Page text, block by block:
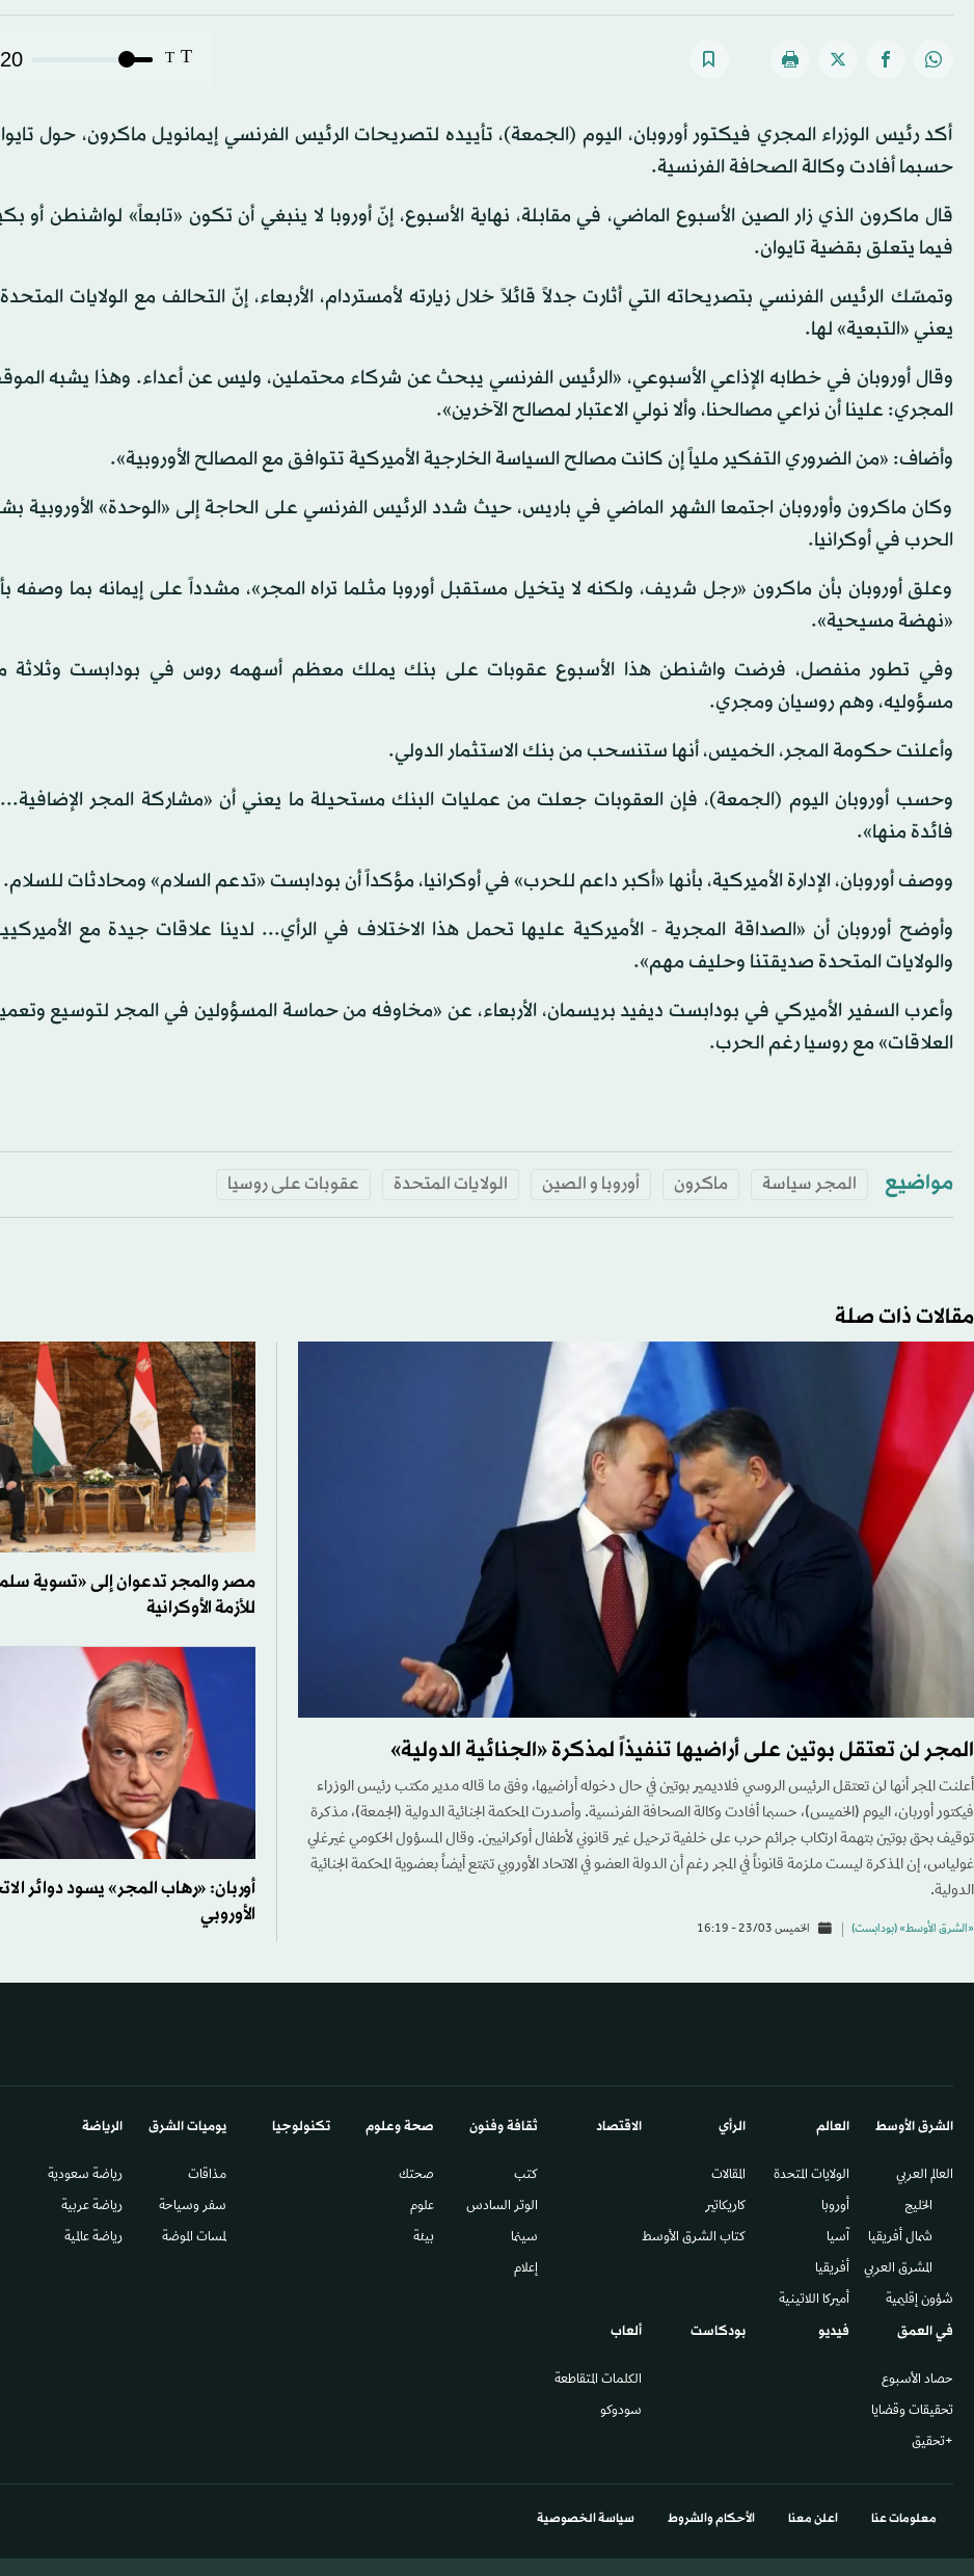
T
T
20
أكد رئيس الوزراء المجري فيكتور أوروبان، اليوم (الجمعة)، تأييده لتصريحات الرئيس الفرنسي إيمانويل ماكرون، حول
حسبما أفادت وكالة الصحافة الفرنسية.
قال ماكرون الذي زار الصين الأسبوع الماضي، في مقابلة، نهاية الأسبوع، إنّ أوروبا لا ينبغي أن تكون «تابعاً» لواشنطن أو
فيما يتعلق بقضية تايوان.
وتمسّك الرئيس الفرنسي بتصريحاته التي أثارت جدلاً قائلاً خلال زيارته لأمستردام، الأربعاء، إنّ التحالف مع الولايات المتحدة
يعني «التبعية» لها.
وقال أوروبان في خطابه الإذاعي الأسبوعي، «الرئيس الفرنسي يبحث عن شركاء محتملين، وليس عن أعداء. وهذا يشبه
المجري: علينا أن نراعي مصالحنا، وألا نولي الاعتبار لمصالح الآخرين».
وأضاف: «من الضروري التفكير ملياً إن كانت مصالح السياسة الخارجية الأميركية تتوافق مع المصالح الأوروبية».
وكان ماكرون وأوروبان اجتمعا الشهر الماضي في باريس، حيث شدد الرئيس الفرنسي على الحاجة إلى «الوحدة» الأوروبية
الحرب في أوكرانيا.
وعلق أوروبان بأن ماكرون «رجل شريف، ولكنه لا يتخيل مستقبل أوروبا مثلما تراه المجر»، مشدداً على إيمانه بما وصفه
«نهضة مسيحية».
وفي تطور منفصل، فرضت واشنطن هذا الأسبوع عقوبات على بنك يملك معظم أسهمه روس في بودابست وثلاثة
مسؤوليه، وهم روسيان ومجري.
وأعلنت حكومة المجر، الخميس، أنها ستنسحب من بنك الاستثمار الدولي.
وحسب أوروبان اليوم (الجمعة)، فإن العقوبات جعلت من عمليات البنك مستحيلة ما يعني أن «مشاركة المجر الإضافية...
فائدة منها».
ووصف أوروبان، الإدارة الأميركية، بأنها «أكبر داعم للحرب» في أوكرانيا، مؤكداً أن بودابست «تدعم السلام» ومحادثات للسلام.
وأوضح أوروبان أن «الصداقة المجرية - الأميركية عليها تحمل هذا الاختلاف في الرأي... لدينا علاقات جيدة مع
والولايات المتحدة صديقتنا وحليف مهم».
وأعرب السفير الأميركي في بودابست ديفيد بريسمان، الأربعاء، عن «مخاوفه من حماسة المسؤولين في المجر لتوسيع
العلاقات» مع روسيا رغم الحرب.
مواضيع المجر سياسة ماكرون أوروبا و الصين الولايات المتحدة عقوبات على روسيا
مقالات ذات صلة
المجر لن تعتقل بوتين على أراضيها تنفيذاً لمذكرة «الجنائية الدولية»
أعلنت المجر أنها لن تعتقل الرئيس الروسي فلاديمير بوتين في حال دخوله أراضيها، وفق ما قاله مدير مكتب رئيس الوزراء
فيكتور أوربان، اليوم (الخميس)، حسبما أفادت وكالة الصحافة الفرنسية. وأصدرت المحكمة الجنائية الدولية (الجمعة)، مذكرة
توقيف بحق بوتين بتهمة ارتكاب جرائم حرب على خلفية ترحيل غير قانوني لأطفال أوكرانيين. وقال المسؤول الحكومي غيرغلي
غولياس، إن المذكرة ليست ملزمة قانوناً في المجر رغم أن الدولة العضو في الاتحاد الأوروبي تتمتع أيضاً بعضوية المحكمة الجنائية
الدولية.
«الشرق الأوسط» (بودابست) الخميس 23/03 - 16:19
مصر والمجر تدعوان إلى «تسوية
للأزمة الأوكرانية
أوربان: «رهاب المجر» يسود دوائر
الأوروبي
الشرق الأوسط​
العالم العربي
الخليج
شمال أفريقيا
المشرق العربي
شؤون إقليمية
العالم
الولايات المتحدة
أوروبا
آسيا
أفريقيا
أميركا اللاتينية
الرأي
المقالات
كاريكاتير
كتاب الشرق الأوسط
الاقتصاد ثقافة وفنون
كتب
الوتر السادس​
سينما
إعلام
صحة وعلوم
صحتك
علوم
بيئة
تكنولوجيا يوميات الشرق​
مذاقات
سفر وسياحة
لمسات الموضة
الرياضة
رياضة سعودية
رياضة عربية
رياضة عالمية
في العمق
حصاد الأسبوع
تحقيقات وقضايا
+تحقيق
فيديو بودكاست ألعاب
الكلمات المتقاطعة
سودوكو
معلومات عنا اعلن معنا الأحكام والشروط سياسة الخصوصية